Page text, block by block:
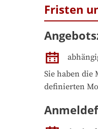
Fristen
Sie haben die
definierten